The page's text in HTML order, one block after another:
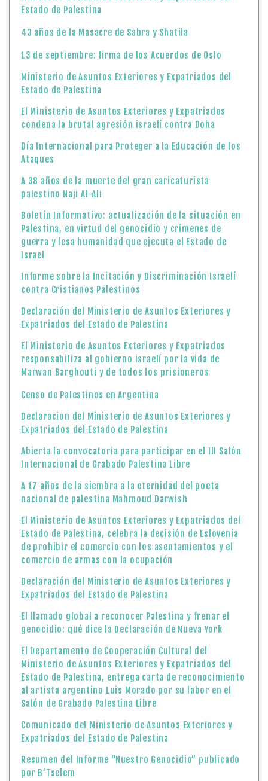
El Ministerio de Asuntos Exteriores y Expatriados
Día Internacional para Proteger a la Educación de los
Ataques
A 38 años de la muerte del gran caricaturista
palestino Naji Al-Ali
Boletín Informativo: actualización de la situación en
Palestina, en virtud del genocidio y crímenes de
Israel
contra Cristianos Palestinos
Expatriados del Estado de Palestina
El Ministerio de Asuntos Exteriores y Expatriados
responsabiliza al gobierno israelí por la vida de
Censo de Palestinos en Argentina
Declaracion del Ministerio de Asuntos Exteriores y
Expatriados del Estado de Palestina
Abierta la convocatoria para participar en el III Salón
Internacional de Grabado Palestina Libre
A 17 años de la siembra a la eternidad del poeta
nacional de palestina Mahmoud Darwish
El Ministerio de Asuntos Exteriores y Expatriados del
Estado de Palestina, celebra la decisión de Eslovenia
comercio de armas con la ocupación
Expatriados del Estado de Palestina
genocidio: qué dice la Declaración de Nueva York
El Departamento de Cooperación Cultural del
Ministerio de Asuntos Exteriores y Expatriados del
al artista argentino Luis Morado por su labor en el
Salón de Grabado Palestina Libre
Comunicado del Ministerio de Asuntos Exteriores y
Expatriados del Estado de Palestina
Resumen del Informe “Nuestro Genocidio” publicado
por B’Tselem
Para conmemorar el «Día del Traje Palestino», se
inauguró en el Museo Etnográfico “Juan Ambrosetti”,
Comunicado del Ministerio de Asuntos Exteriores y
25 de Julio: «Día del Traje Palestino»